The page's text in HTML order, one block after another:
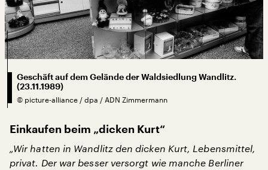
Geschäft auf dem Gelände der Waldsiedlung Wandlitz.
(23.11.1989)
© picture-alliance / dpa / ADN Zimmermann
Einkaufen beim „dicken Kurt“
„Wir hatten in Wandlitz den dicken Kurt, Lebensmittel,
privat. Der war besser versorgt wie manche Berliner